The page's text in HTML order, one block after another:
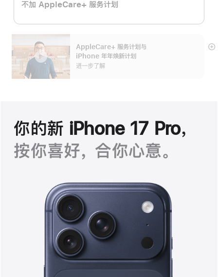
不加 AppleCare+ 服务计划
AppleCare+ 服务计划 与
iPhone 年年焕新计划
进一步了解
展
你的新 iPhone 17 Pro，
按你喜好， 合你心意。